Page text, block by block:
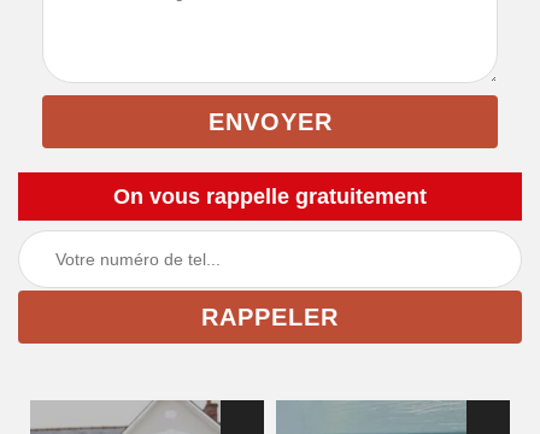
On vous rappelle gratuitement